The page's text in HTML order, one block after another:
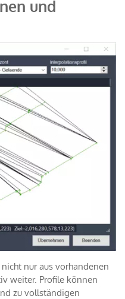
und
nur aus vorhandenen
weiter. Profile können
zu vollständigen